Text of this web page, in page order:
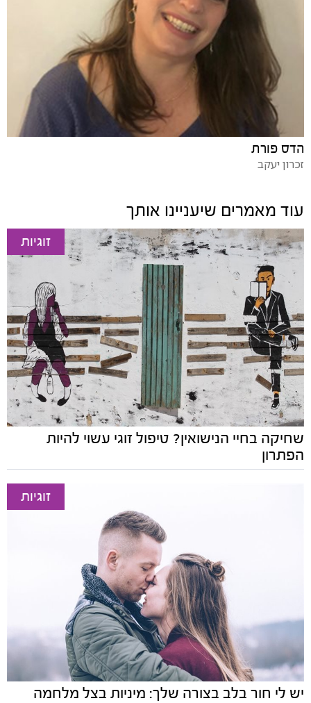
הדס פורת
זכרון יעקב
עוד מאמרים שיעניינו אותך
זוגיות
שחיקה בחיי הנישואין? טיפול זוגי עשוי להיות
הפתרון
זוגיות
יש לי חור בלב בצורה שלך: מיניות בצל מלחמה